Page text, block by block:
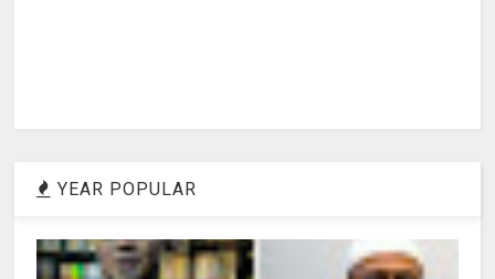
YEAR POPULAR